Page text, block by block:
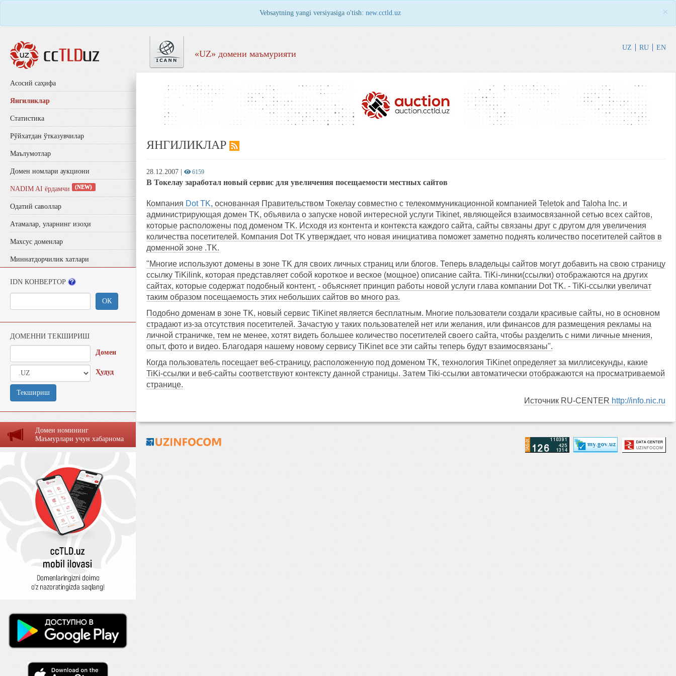
Vebsaytning yangi versiyasiga o'tish: new.cctld.uz ×
«UZ» домени маъмурияти
UZ RU EN
Aсосий саҳифа
Янгиликлар
Статистика
Рўйхатдан ўтказувчилар
Маълумотлар
Домен номлари аукциони
NADIM AI ёрдамчи (NEW)
Одатий саволлар
Aтамалар, уларнинг изоҳи
Махсус доменлар
Миннатдорчилик хатлари
IDN КОНВЕРТОР
ОК
ДОМЕННИ ТЕКШИРИШ
Домен
Ҳудуд
Текшириш
Домен номининг
Маъмурлaри учун хaбaрномa
ЯНГИЛИКЛАР
28.12.2007 6159
В Токелау заработал новый сервис для увеличения посещаемости местных сайтов
Компания Dot TK, основанная Правительством Токелау совместно с телекоммуникационной компанией Teletok and Taloha Inc. и
администрирующая домен TK, объявила о запуске новой интересной услуги Tikinet, являющейся взаимосвязанной сетью всех сайтов,
которые расположены под доменом TK. Исходя из контента и контекста каждого сайта, сайты связаны друг с другом для увеличения
количества посетителей. Компания Dot TK утверждает, что новая инициатива поможет заметно поднять количество посетителей сайтов в
доменной зоне .TK.
"Многие используют домены в зоне TK для своих личных страниц или блогов. Теперь владельцы сайтов могут добавить на свою страницу
ссылку TiKilink, которая представляет собой короткое и веское (мощное) описание сайта. TiKi-линки(ссылки) отображаются на других
сайтах, которые содержат подобный контент, - объясняет принцип работы новой услуги глава компании Dot TK. - TiKi-ссылки увеличат
таким образом посещаемость этих небольших сайтов во много раз.
Подобно доменам в зоне TK, новый сервис TiKinet является бесплатным. Многие пользователи создали красивые сайты, но в основном
страдают из-за отсутствия посетителей. Зачастую у таких пользователей нет или желания, или финансов для размещения рекламы на
личной страничке, тем не менее, хотят видеть большее количество посетителей своего сайта, чтобы разделить с ними личные мнения,
опыт, фото и видео. Благодаря нашему новому сервису TiKinet все эти сайты теперь будут взаимосвязаны".
Когда пользователь посещает веб-страницу, расположенную под доменом TK, технология TiKinet определяет за миллисекунды, какие
TiKi-ссылки и веб-сайты соответствуют контексту данной страницы. Затем Tiki-ссылки автоматически отображаются на просматриваемой
странице.
Источник RU-CENTER http://info.nic.ru